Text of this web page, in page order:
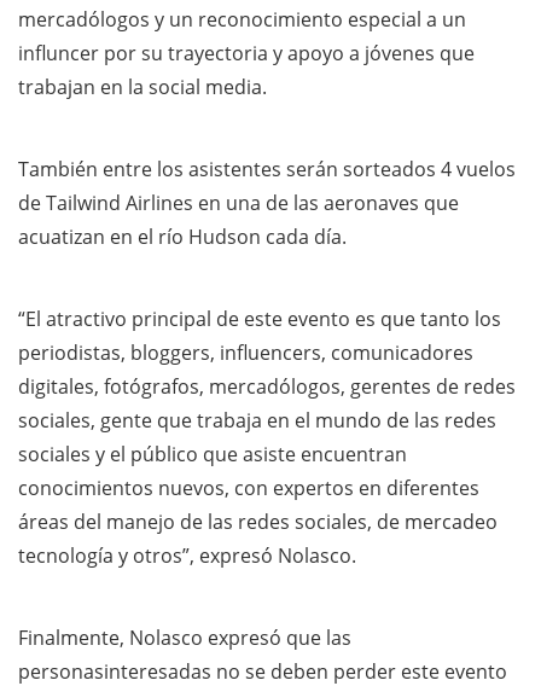
mercadólogos y un reconocimiento especial a un
influncer por su trayectoria y apoyo a jóvenes que
trabajan en la social media.
También entre los asistentes serán sorteados 4 vuelos
de Tailwind Airlines en una de las aeronaves que
acuatizan en el río Hudson cada día.
“El atractivo principal de este evento es que tanto los
periodistas, bloggers, influencers, comunicadores
digitales, fotógrafos, mercadólogos, gerentes de redes
sociales, gente que trabaja en el mundo de las redes
sociales y el público que asiste encuentran
conocimientos nuevos, con expertos en diferentes
áreas del manejo de las redes sociales, de mercadeo
tecnología y otros”, expresó Nolasco.
Finalmente, Nolasco expresó que las
personasinteresadas no se deben perder este evento